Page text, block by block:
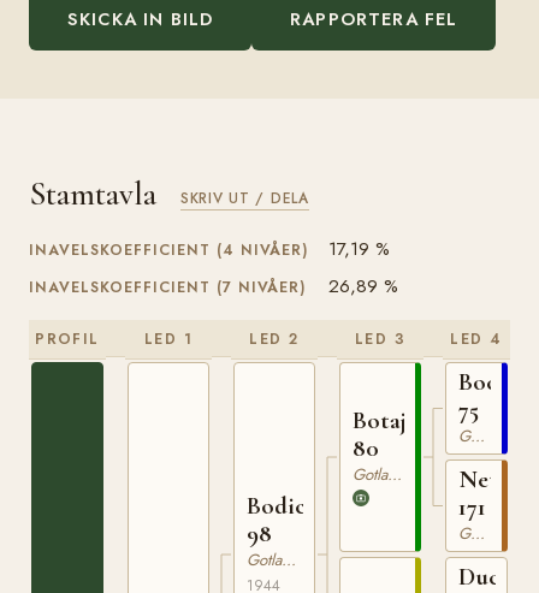
SKICKA IN BILD RAPPORTERA FEL
Stamtavla SKRIV UT / DELA
INAVELSKOEFFICIENT (4 NIVÅER) 17,19 %
INAVELSKOEFFICIENT (7 NIVÅER) 26,89 %
PROFIL LED 1 LED 2
Bodick
98
Gotlandsruss
1944
LED 3
Botajr
80
Gotlandsruss
LED 4
Bocack
75
Gotlandsruss
Netta
171
Gotlandsruss
Ducke